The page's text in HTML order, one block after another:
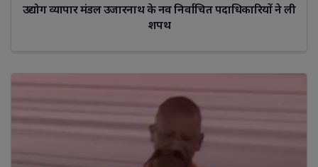
उद्योग व्यापार मंडल उजारनाथ के नव निर्वाचित पदाधिकारियों ने ली
शपथ